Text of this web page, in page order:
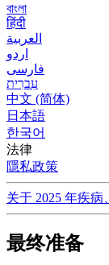
বাংলা
हिंदी
العربية
اردو
فارسی
עִברִית
中文 (简体)
日本語
한국어
法律
隱私政策
关于 2025 年疾
最终准备